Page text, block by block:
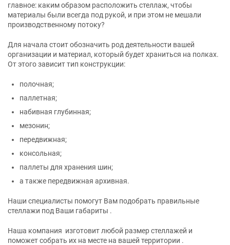
главное: каким образом расположить стеллаж, чтобы
материалы были всегда под рукой, и при этом не мешали
производственному потоку?
Для начала стоит обозначить род деятельности вашей
организации и материал, который будет храниться на полках.
От этого зависит тип конструкции:
полочная;
паллетная;
набивная глубинная;
мезонин;
передвижная;
консольная;
паллеты для хранения шин;
а также передвижная архивная.
Наши специалисты помогут Вам подобрать правильные
стеллажи под Ваши габариты .
Наша компания изготовит любой размер стеллажей и
поможет собрать их на месте на вашей территории .